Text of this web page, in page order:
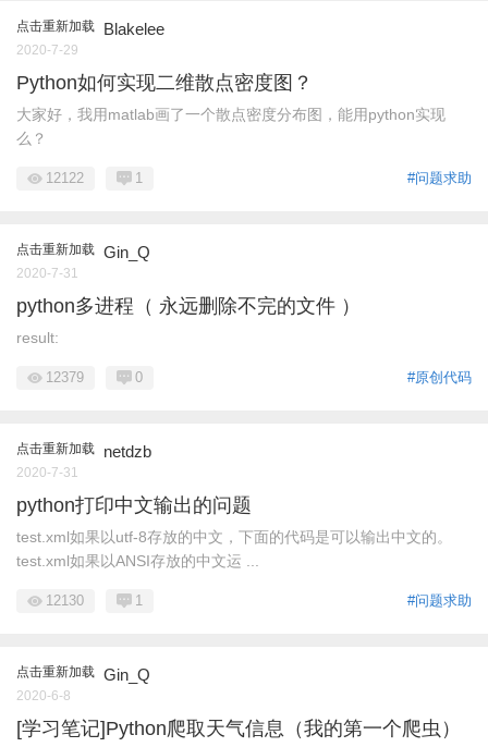
点击重新加载 Blakelee
2020-7-29
Python如何实现二维散点密度图？
大家好，我用matlab画了一个散点密度分布图，能用python实现
么？
#问题求助
12122 1
点击重新加载 Gin_Q
2020-7-31
python多进程（ 永远删除不完的文件 ）
result:
#原创代码
12379 0
点击重新加载 netdzb
2020-7-31
python打印中文输出的问题
test.xml如果以utf-8存放的中文，下面的代码是可以输出中文的。
test.xml如果以ANSI存放的中文运 ...
#问题求助
12130 1
点击重新加载 Gin_Q
2020-6-8
[学习笔记]Python爬取天气信息（我的第一个爬虫）